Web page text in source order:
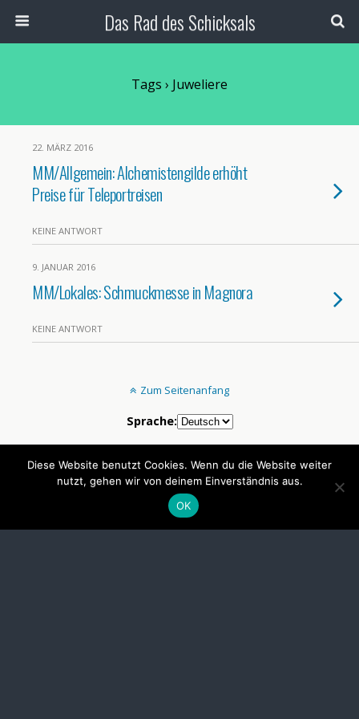
Das Rad des Schicksals
Tags › Juweliere
22. MÄRZ 2016
MM/Allgemein: Alchemistengilde erhöht
Preise für Teleportreisen
KEINE ANTWORT
9. JANUAR 2016
MM/Lokales: Schmuckmesse in Magnora
KEINE ANTWORT
Zum Seitenanfang
Sprache:
Mobil Desktop
Diese Website benutzt Cookies. Wenn du die Website weiter
nutzt, gehen wir von deinem Einverständnis aus.
OK